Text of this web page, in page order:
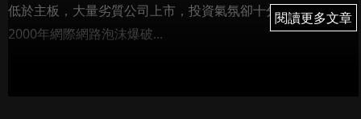
閱讀更多文章
低於主板，大量劣質公司上市，投資氣氛卻十分熾熱，最終
2000年網際網路泡沫爆破...
閱讀更多文章